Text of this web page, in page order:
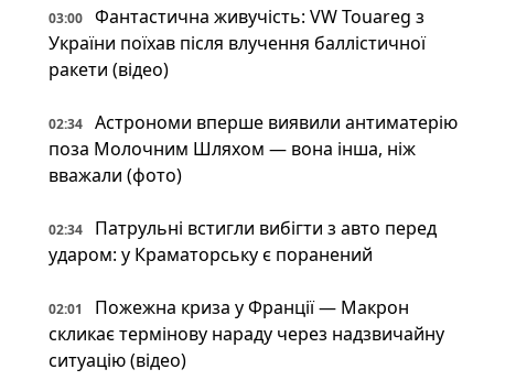
03:00
Фантастична живучість: VW Touareg з
України поїхав після влучення баллістичної
ракети (відео)
02:34
Астрономи вперше виявили антиматерію
поза Молочним Шляхом — вона інша, ніж
вважали (фото)
02:34
Патрульні встигли вибігти з авто перед
ударом: у Краматорську є поранений
02:01
Пожежна криза у Франції — Макрон
скликає термінову нараду через надзвичайну
ситуацію (відео)